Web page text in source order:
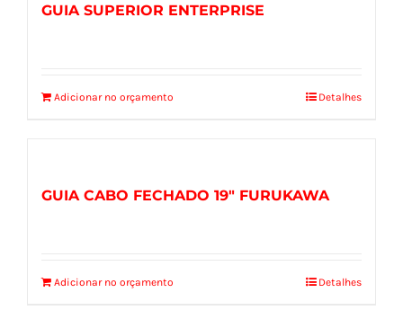
GUIA SUPERIOR ENTERPRISE
Adicionar no orçamento Detalhes
GUIA CABO FECHADO 19″ FURUKAWA
Adicionar no orçamento Detalhes